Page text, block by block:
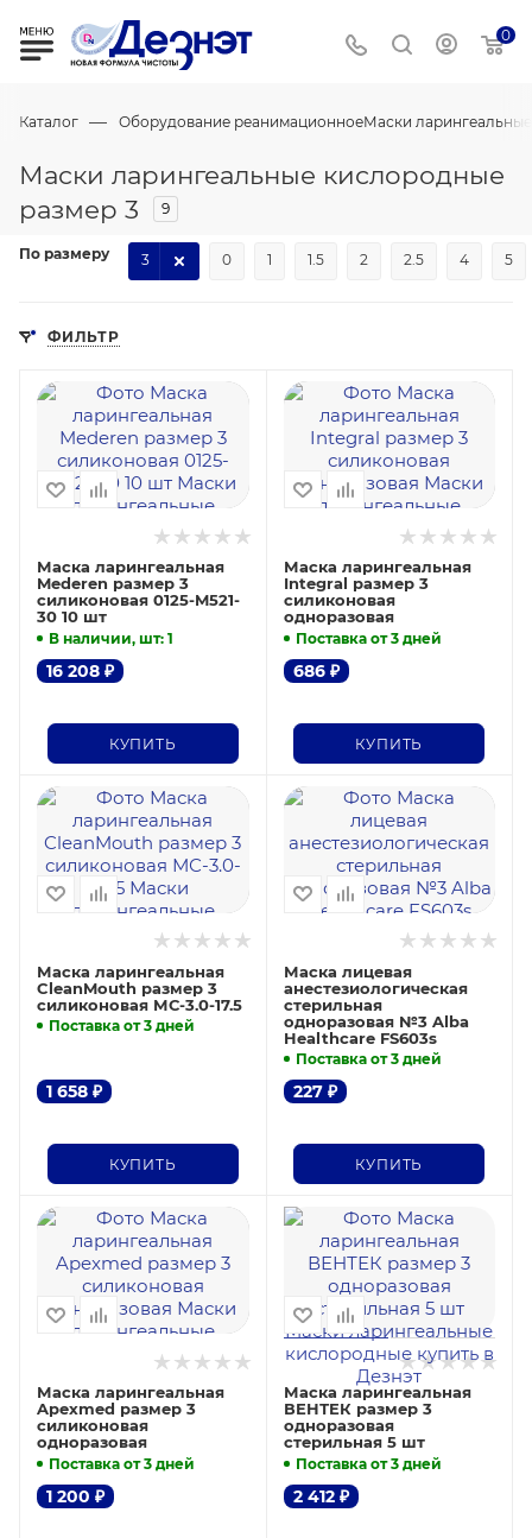
0
Каталог — Оборудование реанимационноеМаски
Маски ларингеальные кислородные
размер 3
9
По размеру 0 1 1.5 2 2.5
3 4 5
ФИЛЬТР
Маска ларингеальная
Mederen размер 3
силиконовая 0125-M521-
30 10 шт
В наличии, шт: 1
16 208 ₽
КУПИТЬ
Маска ларингеальная
Integral размер 3
силиконовая
одноразовая
Поставка от 3 дней
686₽
КУПИТЬ
Маска ларингеальная
CleanMouth размер 3
силиконовая МС-3.0-17.5
Поставка от 3 дней
1 658 ₽
КУПИТЬ
Маска лицевая
анестезиологическая
стерильная
одноразовая №3 Alba
Healthcare FS603s
Поставка от 3 дней
227₽
КУПИТЬ
Маска ларингеальная
Apexmed размер 3
силиконовая
одноразовая
Поставка от 3 дней
1 200 ₽
Маска ларингеальная
ВЕНТЕК размер 3
одноразовая
стерильная 5 шт
Поставка от 3 дней
2 412₽